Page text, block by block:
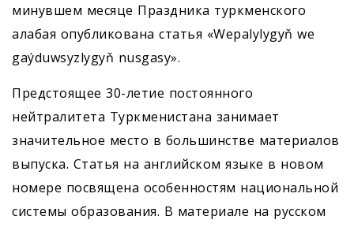
минувшем месяце Праздника туркменского
алабая опубликована статья «Wepalylygyň we
gaýduwsyzlygyň nusgasy».
Предстоящее 30-летие постоянного
нейтралитета Туркменистана занимает
значительное место в большинстве материалов
выпуска. Статья на английском языке в новом
номере посвящена особенностям национальной
системы образования. В материале на русском